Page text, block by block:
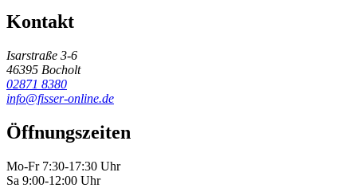
Kontakt
Isarstraße 3-6
46395 Bocholt
02871 8380
info@fisser-online.de
Öffnungszeiten
Mo-Fr 7:30-17:30 Uhr
Sa 9:00-12:00 Uhr